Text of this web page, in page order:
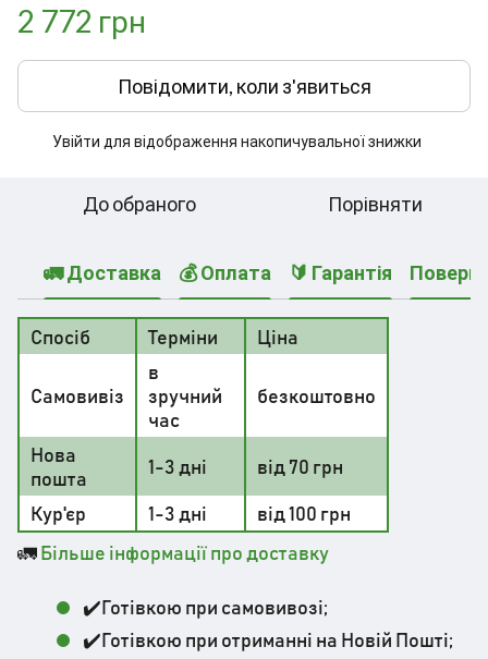
2 772 грн
Повідомити, коли з'явиться
Увійти для відображення накопичувальної знижки
До обраного Порівняти
🚛 Доставка 💰 Оплата 🔰 Гарантія
Спосіб Терміни Ціна
Самовивіз
в
зручний
час
безкоштовно
Нова
пошта
1-3 дні
від 70 грн
Кур'єр
1-3 дні
від 100 грн
🚛Більше інформації про доставку
✔️Готівкою при самовивозі;
✔️Готівкою при отриманні на Новій Пошті;